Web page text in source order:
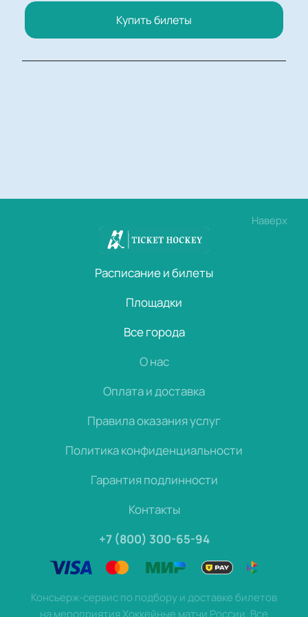
Купить билеты
Наверх
Расписание и билеты
Площадки
Все города
О нас
Оплата и доставка
Правила оказания услуг
Политика конфиденциальности
Гарантия подлинности
Контакты
+7 (800) 300-65-94
Консьерж-сервис по подбору и доставке билетов
на мероприятия Хоккейные матчи России. Все